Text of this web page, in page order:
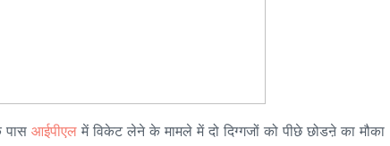
पास आईपीएल में विकेट लेने के मामले में दो दिग्गजों को पीछे छोडऩे का मौका